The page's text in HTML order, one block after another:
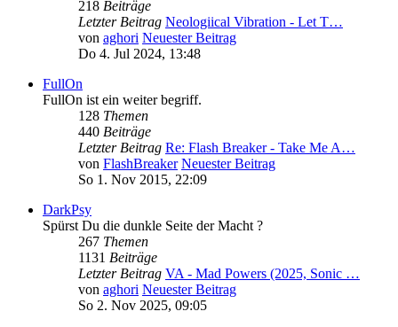
218 Beiträge
Letzter Beitrag Neologiical Vibration - Let T…
von aghori Neuester Beitrag
Do 4. Jul 2024, 13:48
FullOn
FullOn ist ein weiter begriff.
128 Themen
440 Beiträge
Letzter Beitrag Re: Flash Breaker - Take Me A…
von FlashBreaker Neuester Beitrag
So 1. Nov 2015, 22:09
DarkPsy
Spürst Du die dunkle Seite der Macht ?
267 Themen
1131 Beiträge
Letzter Beitrag VA - Mad Powers (2025, Sonic …
von aghori Neuester Beitrag
So 2. Nov 2025, 09:05